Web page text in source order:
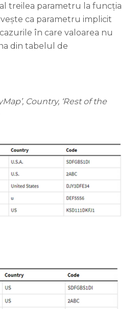
treilea parametru la funcția
ca parametru implicit
în care valoarea nu
din tabelul de
Country, ‘Rest of the